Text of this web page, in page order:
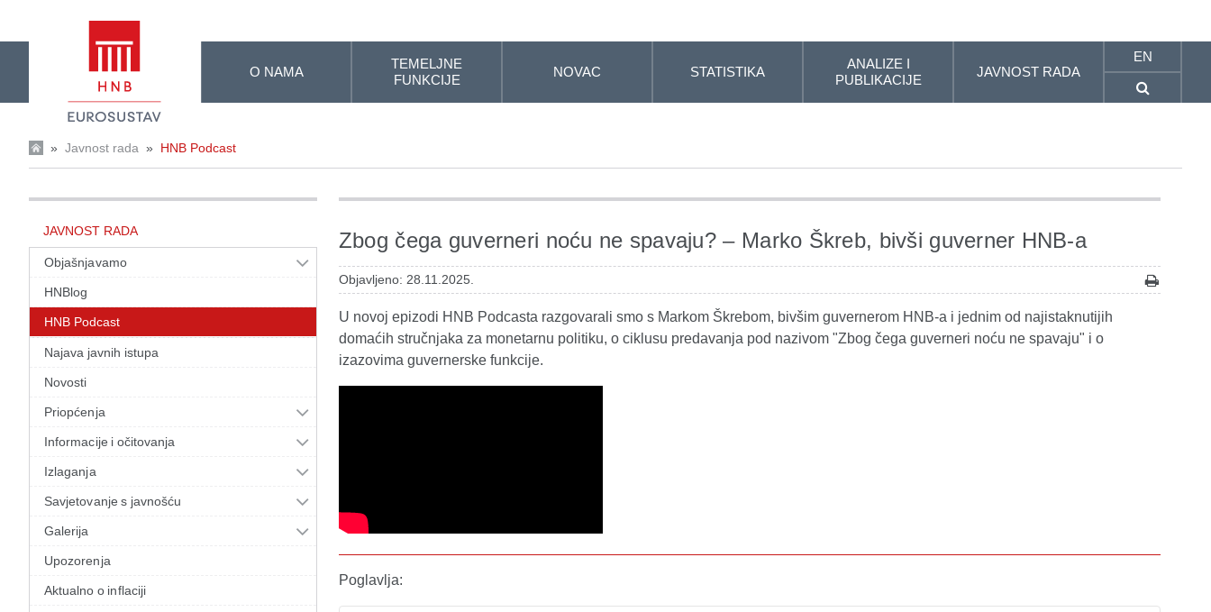
O NAMA
TEMELJNE
FUNKCIJE
NOVAC STATISTIKA
ANALIZE I
PUBLIKACIJE
JAVNOST RADA
EN
» Javnost rada » HNB Podcast
JAVNOST RADA
Objašnjavamo
HNBlog
HNB Podcast
Najava javnih istupa
Novosti
Priopćenja
Informacije i očitovanja
Izlaganja
Savjetovanje s javnošću
Galerija
Upozorenja
Aktualno o inflaciji
Zbog čega guverneri noću ne spavaju? – Marko Škreb, bivši guverner HNB-a
Objavljeno: 28.11.2025.
U novoj epizodi HNB Podcasta razgovarali smo s Markom Škrebom, bivšim guvernerom HNB-a i jednim od najistaknutijih
domaćih stručnjaka za monetarnu politiku, o ciklusu predavanja pod nazivom "Zbog čega guverneri noću ne spavaju" i o
izazovima guvernerske funkcije.
Poglavlja: